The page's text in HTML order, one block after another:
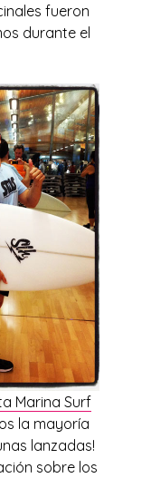
fueron
durante el
Marina Surf
la mayoría
lanzadas!
sobre los